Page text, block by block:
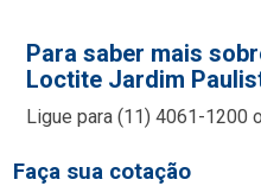
Para saber mais
Loctite Jardim
Ligue para(11) 4061-1200
Faça sua cotação